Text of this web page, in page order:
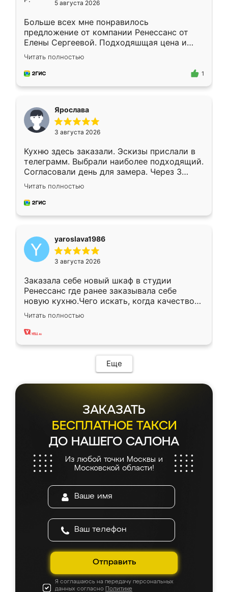
5 августа 2026
Больше всех мне понравилось
предложение от компании Ренессанс от
Елены Сергеевой. Подходяшщая цена и
короткие сроки изготовления. Приехавший
для замера сотрудник Владислав
предложил по моему эскизу самый
Читать полностью
1
Ярослава
3 августа 2026
Кухню здесь заказали. Эскизы прислали в
телеграмм. Выбрали наиболее подходящий.
Согласовали день для замера. Через 3
недели кухня была уже готова. Остались
довольны работой. Спасибо Ренессанс
мебель за качественную работу!
Читать полностью
yaroslava1986
3 августа 2026
Заказала себе новый шкаф в студии
Ренессанс где ранее заказывала себе
новую кухню.Чего искать, когда качеством
вполне довольна. Служит кухня уже почти
два года, нареканий нет.
Читать полностью
Еще
ЗАКАЗАТЬ
БЕСПЛАТНОЕ ТАКСИ
ДО НАШЕГО САЛОНА
Из любой точки Москвы и
Московской области!
Отправить
Я соглашаюсь на передачу персональных
данных согласно Политике